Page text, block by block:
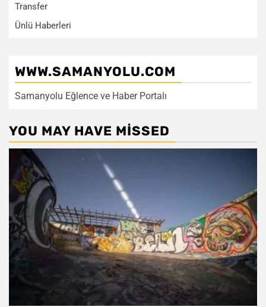
Transfer
Ünlü Haberleri
WWW.SAMANYOLU.COM
Samanyolu Eğlence ve Haber Portalı
YOU MAY HAVE MISSED